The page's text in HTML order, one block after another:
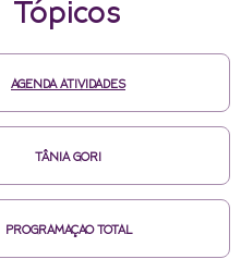
Tópicos
AGENDA ATIVIDADES
TÂNIA GORI
PROGRAMAÇAO TOTAL